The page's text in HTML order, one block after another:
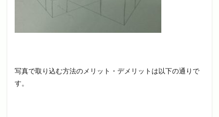
写真で取り込む方法のメリット・デメリットは以下の通りで
す。